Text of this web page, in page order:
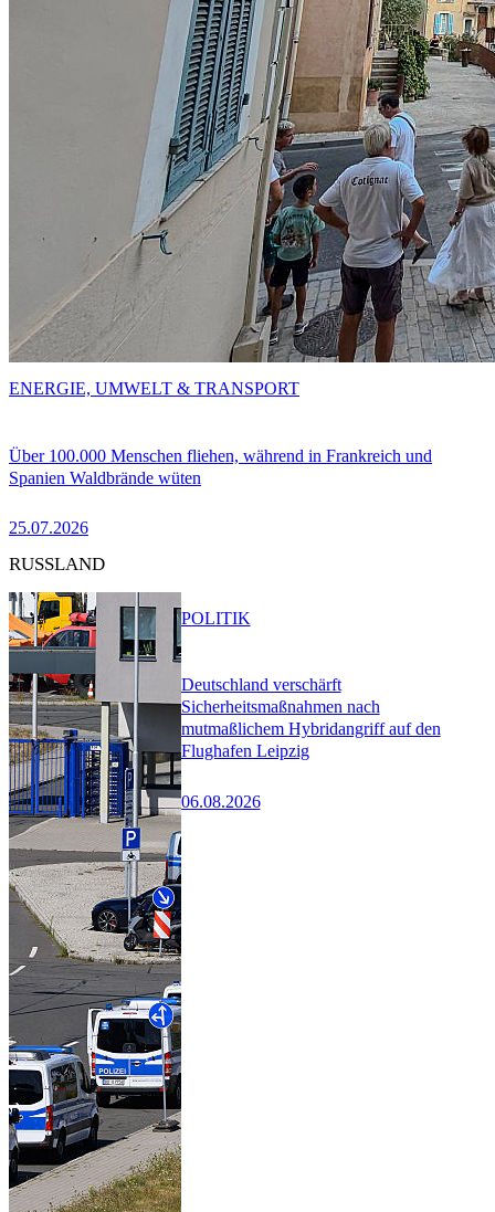
Über 100.000 Menschen fliehen, während in Frankreich und
Spanien Waldbrände wüten
25.07.2026
ENERGIE, UMWELT & TRANSPORT
RUSSLAND
Deutschland verschärft
Sicherheitsmaßnahmen nach
mutmaßlichem Hybridangriff auf den
Flughafen Leipzig
06.08.2026
POLITIK